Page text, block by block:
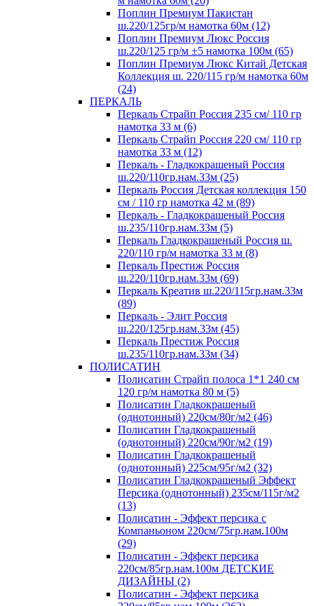
Поплин Премиум Пакистан
ш.220/125гр/м намотка 60м (12)
Поплин Премиум Люкс Россия
ш.220/125 гр/м ±5 намотка 100м (65)
Поплин Премиум Люкс Китай Детская
Коллекция ш. 220/115 гр/м намотка 60м
(24)
ПЕРКАЛЬ
Перкаль Страйп Россия 235 см/ 110 гр
намотка 33 м (6)
Перкаль Страйп Россия 220 см/ 110 гр
намотка 33 м (12)
Перкаль - Гладкокрашеный Россия
ш.220/110гр.нам.33м (25)
Перкаль Россия Детская коллекция 150
см / 110 гр намотка 42 м (89)
Перкаль - Гладкокрашеный Россия
ш.235/110гр.нам.33м (5)
Перкаль Гладкокрашеный Россия ш.
220/110 гр/м намотка 33 м (8)
Перкаль Престиж Россия
ш.220/110гр.нам.33м (69)
Перкаль Креатив ш.220/115гр.нам.33м
(89)
Перкаль - Элит Россия
ш.220/125гр.нам.33м (45)
Перкаль Престиж Россия
ш.235/110гр.нам.33м (34)
ПОЛИСАТИН
Полисатин Страйп полоса 1*1 240 см
120 гр/м намотка 80 м (5)
Полисатин Гладкокрашеный
(однотонный) 220см/80г/м2 (46)
Полисатин Гладкокрашеный
(однотонный) 220см/90г/м2 (19)
Полисатин Гладкокрашеный
(однотонный) 225см/95г/м2 (32)
Полисатин Гладкокрашеный Эффект
Персика (однотонный) 235см/115г/м2
(13)
Полисатин - Эффект персика с
Компаньоном 220см/75гр.нам.100м
(29)
Полисатин - Эффект персика
220см/85гр.нам.100м ДЕТСКИЕ
ДИЗАЙНЫ (2)
Полисатин - Эффект персика